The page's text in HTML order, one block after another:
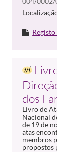
dos
Livro de
Nacional
de 19 de
atas
membros
propostos